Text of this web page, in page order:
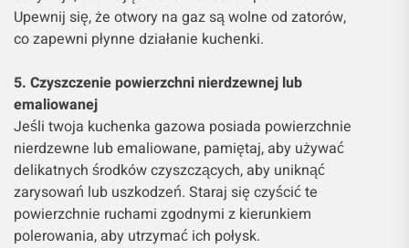
Upewnij się, że otwory na gaz są wolne od zatorów,
co zapewni płynne działanie kuchenki.
5. Czyszczenie powierzchni nierdzewnej lub
emaliowanej
Jeśli twoja kuchenka gazowa posiada powierzchnie
nierdzewne lub emaliowane, pamiętaj, aby używać
delikatnych środków czyszczących, aby uniknąć
zarysowań lub uszkodzeń. Staraj się czyścić te
powierzchnie ruchami zgodnymi z kierunkiem
polerowania, aby utrzymać ich połysk.